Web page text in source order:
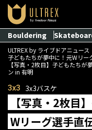
Bouldering
ULTREX by ライブドアニュース
子どもたちが夢中に！元Wリ
【写真・2枚目】子どもたち
ン in 有明
3x3 3x3バスケ
【写真・2枚目
Wリーグ選手直